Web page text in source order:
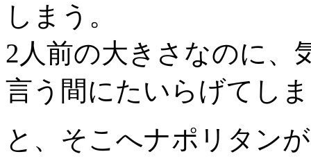
しまう。
2人前の大きさなのに、
言う間にたいらげてし
と、そこへナポリタン